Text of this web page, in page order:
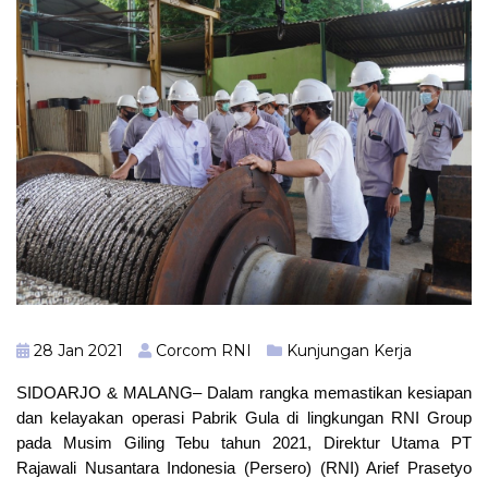
28 Jan 2021 Corcom RNI Kunjungan Kerja
SIDOARJO & MALANG– Dalam rangka memastikan kesiapan
dan kelayakan operasi Pabrik Gula di lingkungan RNI Group
pada Musim Giling Tebu tahun 2021, Direktur Utama PT
Rajawali Nusantara Indonesia (Persero) (RNI) Arief Prasetyo